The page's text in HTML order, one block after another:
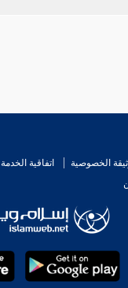
الخصوصية اتفاقية الخدمة